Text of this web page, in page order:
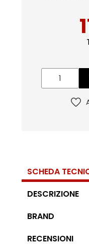
SCHEDA
DESCRIZIONE
BRAND
RECENSIONI